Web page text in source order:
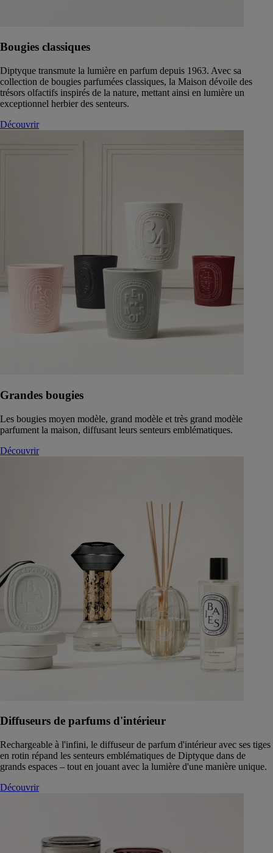
Bougies classiques
Diptyque transmute la lumière en parfum depuis 1963. Avec sa
collection de bougies parfumées classiques, la Maison dévoile des
trésors olfactifs inspirés de la nature, mettant ainsi en lumière un
exceptionnel herbier des senteurs.
Découvrir
Grandes bougies
Les bougies moyen modèle, grand modèle et très grand modèle
parfument la maison, diffusant leurs senteurs emblématiques.
Découvrir
Diffuseurs de parfums d'intérieur
Rechargeable à l'infini, le diffuseur de parfum d'intérieur avec ses tiges
en rotin répand les senteurs emblématiques de Diptyque dans de
grands espaces – tout en jouant avec la lumière d'une manière unique.
Découvrir